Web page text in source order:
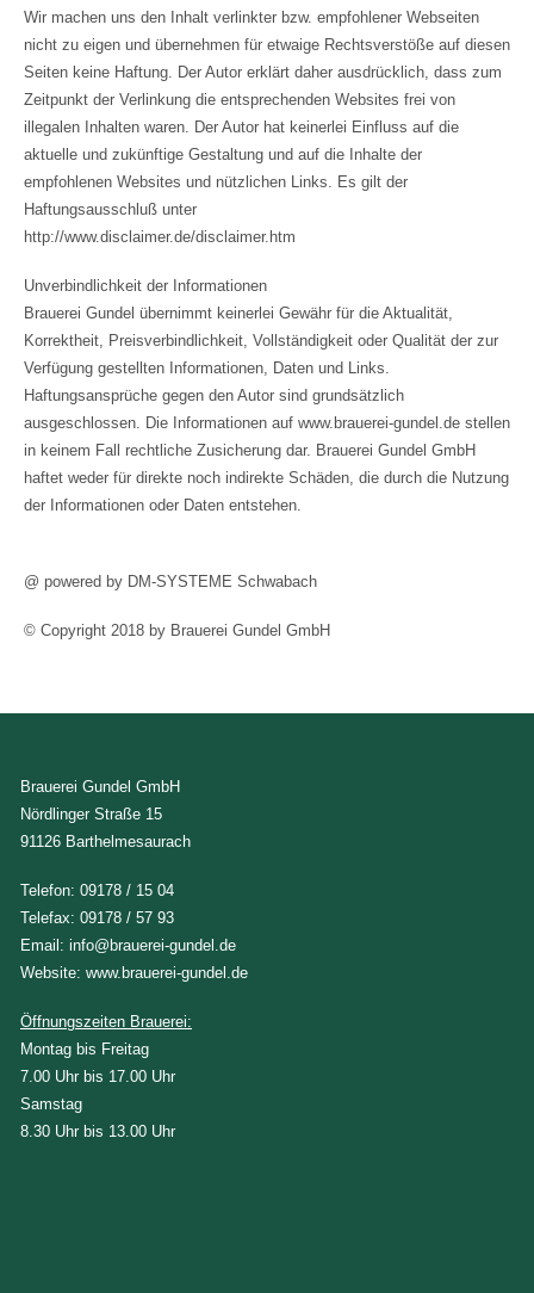
Wir machen uns den Inhalt verlinkter bzw. empfohlener Webseiten
nicht zu eigen und übernehmen für etwaige Rechtsverstöße auf diesen
Seiten keine Haftung. Der Autor erklärt daher ausdrücklich, dass zum
Zeitpunkt der Verlinkung die entsprechenden Websites frei von
illegalen Inhalten waren. Der Autor hat keinerlei Einfluss auf die
aktuelle und zukünftige Gestaltung und auf die Inhalte der
empfohlenen Websites und nützlichen Links. Es gilt der
Haftungsausschluß unter
http://www.disclaimer.de/disclaimer.htm
Unverbindlichkeit der Informationen
Brauerei Gundel übernimmt keinerlei Gewähr für die Aktualität,
Korrektheit, Preisverbindlichkeit, Vollständigkeit oder Qualität der zur
Verfügung gestellten Informationen, Daten und Links.
Haftungsansprüche gegen den Autor sind grundsätzlich
ausgeschlossen. Die Informationen auf www.brauerei-gundel.de stellen
in keinem Fall rechtliche Zusicherung dar. Brauerei Gundel GmbH
haftet weder für direkte noch indirekte Schäden, die durch die Nutzung
der Informationen oder Daten entstehen.
@ powered by DM-SYSTEME Schwabach
© Copyright 2018 by Brauerei Gundel GmbH
Brauerei Gundel GmbH
Nördlinger Straße 15
91126 Barthelmesaurach
Telefon: 09178 / 15 04
Telefax: 09178 / 57 93
Email: info@brauerei-gundel.de
Website: www.brauerei-gundel.de
Öffnungszeiten Brauerei:
Montag bis Freitag
7.00 Uhr bis 17.00 Uhr
Samstag
8.30 Uhr bis 13.00 Uhr